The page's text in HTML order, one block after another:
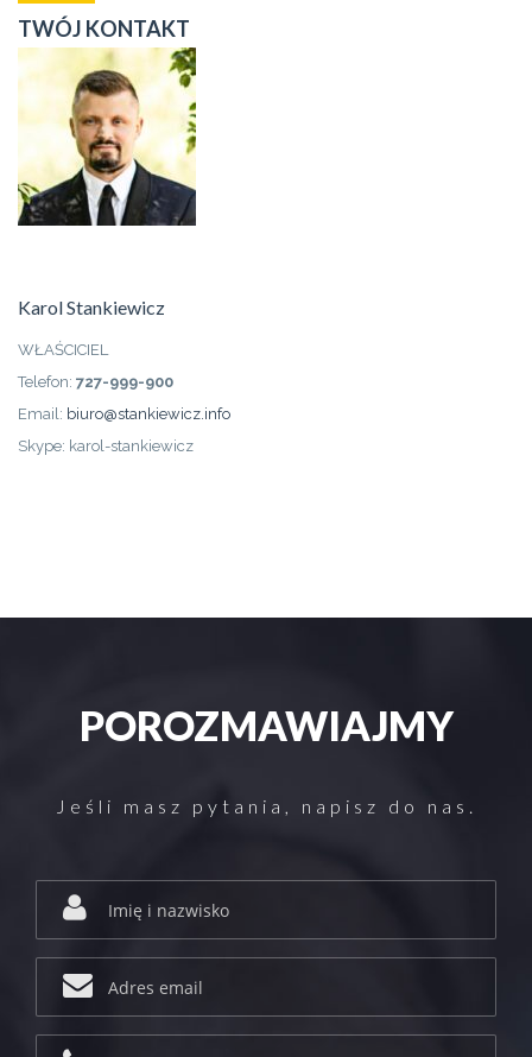
TWÓJ KONTAKT
Karol Stankiewicz
WŁAŚCICIEL
Telefon: 727-999-900
Email: biuro@stankiewicz.info
Skype: karol-stankiewicz
POROZMAWIAJMY
Jeśli masz pytania, napisz do nas.